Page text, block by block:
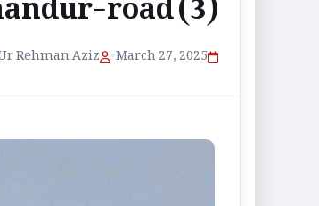
March 27, 2025
•
Rehman Aziz